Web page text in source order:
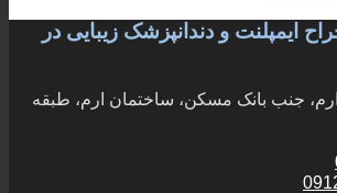
ایمپلنت و دندانپزشک زیبایی در
جنب بانک مسکن، ساختمان ارم، طبقه